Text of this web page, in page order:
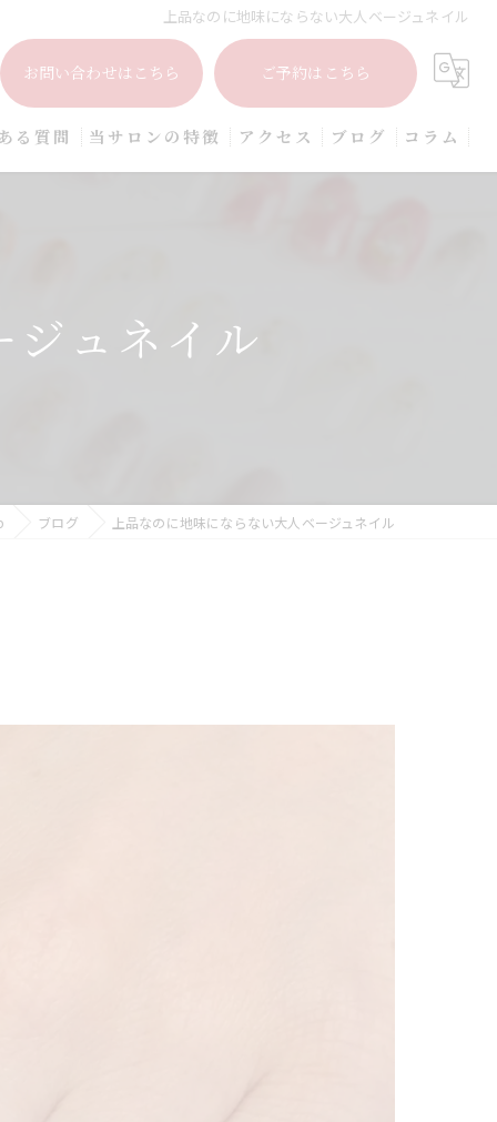
上品なのに地味にならない大人ベージュネイル
お問い合わせはこちら ご予約はこちら
る質問 当サロンの特徴
シンプル
アクセス ブログ コラム
ュネイル
ブログ 上品なのに地味にならない大人ベージュネイル